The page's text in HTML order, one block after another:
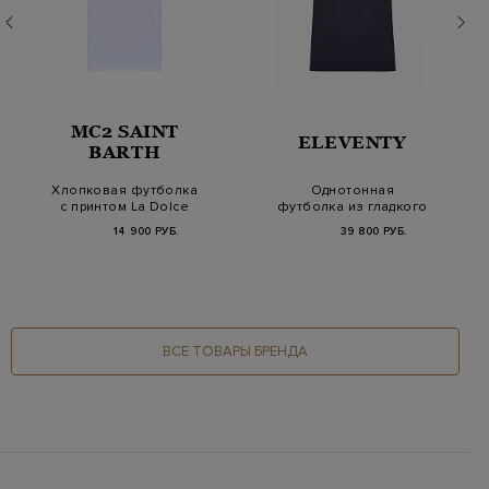
MC2 SAINT
BARTH
Хлопковая футболка
с принтом La Dolce
14 900 РУБ.
ELEVENTY
Однотонная
футболка из гладкого
39 800 РУБ.
ВСЕ ТОВАРЫ БРЕНДА